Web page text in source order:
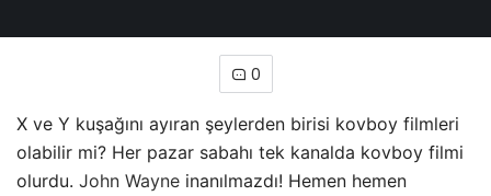
0
X ve Y kuşağını ayıran şeylerden birisi kovboy filmleri
olabilir mi? Her pazar sabahı tek kanalda kovboy filmi
olurdu. John Wayne inanılmazdı! Hemen hemen